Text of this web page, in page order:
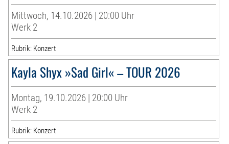
Mittwoch, 14.10.2026 | 20:00 Uhr
Werk 2
Rubrik: Konzert
Kayla Shyx »Sad Girl« – TOUR 2026
Montag, 19.10.2026 | 20:00 Uhr
Werk 2
Rubrik: Konzert